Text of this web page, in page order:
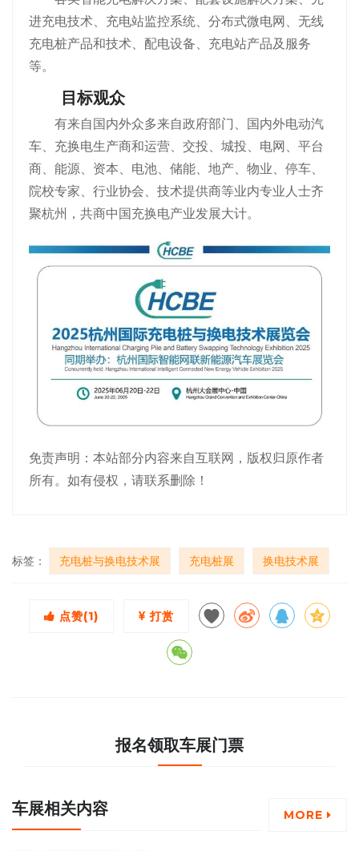
进充电技术、充电站监控系统、分布式微电网、无线
充电桩产品和技术、配电设备、充电站产品及服务
等。
目标观众
有来自国内外众多来自政府部门、国内外电动汽
车、充换电生产商和运营、交投、城投、电网、平台
商、能源、资本、电池、储能、地产、物业、停车、
院校专家、行业协会、技术提供商等业内专业人士齐
聚杭州，共商中国充换电产业发展大计。
免责声明：本站部分内容来自互联网，版权归原作者
所有。如有侵权，请联系删除！
标签： 充电桩与换电技术展 充电桩展 换电技术展
点赞(1) 打赏
报名领取车展门票
车展相关内容 MORE